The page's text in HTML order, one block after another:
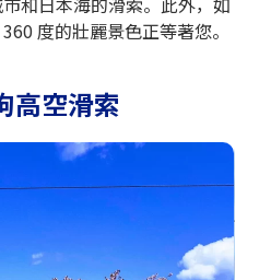
度的壯麗景色正等著您。
高空滑索